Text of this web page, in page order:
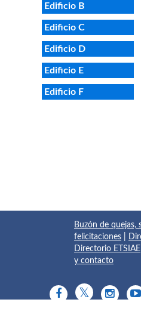
Edificio B
Edificio C
Edificio D
Edificio E
Edificio F
Buzón de quejas,
felicitaciones
Directorio ETSIAE
y contacto